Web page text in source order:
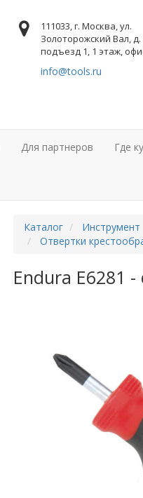
111033, г. Москва, ул.
Золоторожский Вал, д.
подъезд 1, 1 этаж,
info@tools.ru
Для партнеров Где
Каталог Инструмент
Отвертки
Endura E6281